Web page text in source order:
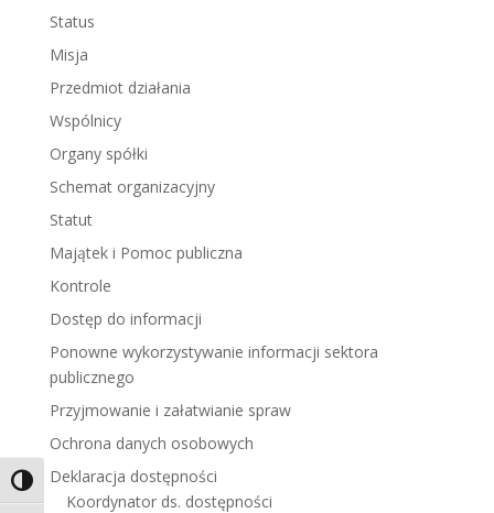
Toggle High Contrast
Status
Misja
Przedmiot działania
Wspólnicy
Organy spółki
Schemat organizacyjny
Statut
Majątek i Pomoc publiczna
Kontrole
Dostęp do informacji
Ponowne wykorzystywanie informacji sektora
publicznego
Przyjmowanie i załatwianie spraw
Ochrona danych osobowych
Deklaracja dostępności
Koordynator ds. dostępności